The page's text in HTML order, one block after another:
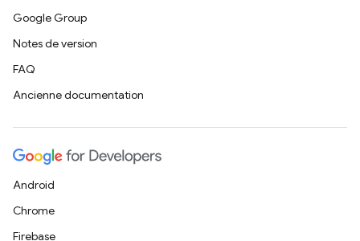
Google Group
Notes de version
FAQ
Ancienne documentation
Android
Chrome
Firebase